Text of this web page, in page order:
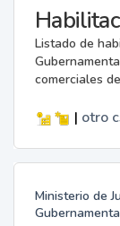
Listado de
comerciales
| otro
Ministerio de